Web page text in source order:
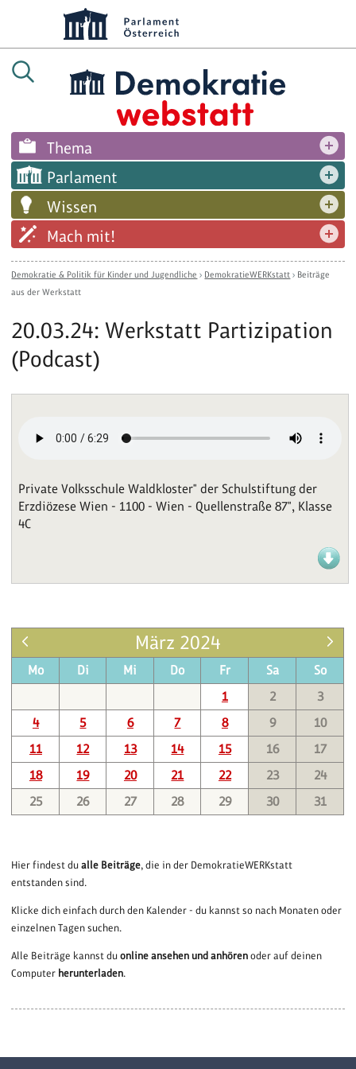
Thema
Parlament
Wissen
Mach mit!
Demokratie & Politik für Kinder und Jugendliche › DemokratieWERKstatt › Beiträge
aus der Werkstatt
20.03.24: Werkstatt Partizipation
(Podcast)
Private Volksschule Waldkloster" der Schulstiftung der
Erzdiözese Wien - 1100 - Wien - Quellenstraße 87", Klasse
4C
März 2024
Mo Di Mi Do Fr Sa
So
1
2
3
4
5 6 7 8 9
10
11
12 13 14 15 16
17
18
19 20 21 22 23
24
25
26 27 28 29 30 31
Hier findest dualle Beiträge, die in der DemokratieWERKstatt
entstanden sind.
Klicke dich einfach durch den Kalender - du kannst so nach Monaten oder
einzelnen Tagen suchen.
Alle Beiträge kannst duonline ansehen und anhören oder auf deinen
Computer herunterladen.